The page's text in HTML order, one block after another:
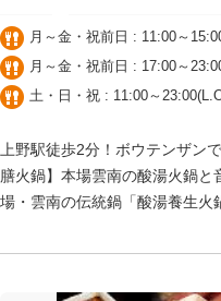
月～金・祝前日 : 11:00～
月～金・祝前日 : 17:00～
土・日・祝 : 11:00～
上野駅徒歩2分！ボウテンザン
膳火鍋】本場雲南の酸湯火鍋と
場・雲南の伝統鍋「酸湯養生火